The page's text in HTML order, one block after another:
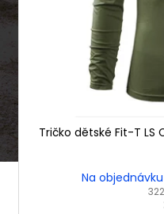
ů
o
t
ů
Tričko dětské Fit-T LS
Na